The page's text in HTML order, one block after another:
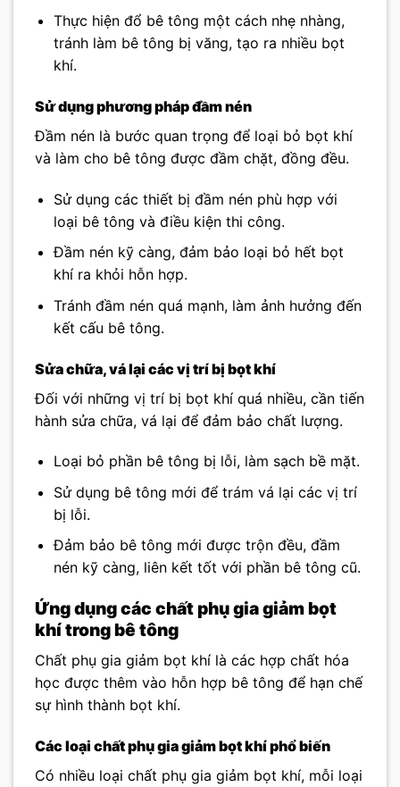
Thực hiện đổ bê tông một cách nhẹ nhàng,
tránh làm bê tông bị văng, tạo ra nhiều bọt
khí.
Sử dụng phương pháp đầm nén
Đầm nén là bước quan trọng để loại bỏ bọt khí
và làm cho bê tông được đầm chặt, đồng đều.
Sử dụng các thiết bị đầm nén phù hợp với
loại bê tông và điều kiện thi công.
Đầm nén kỹ càng, đảm bảo loại bỏ hết bọt
khí ra khỏi hỗn hợp.
Tránh đầm nén quá mạnh, làm ảnh hưởng đến
kết cấu bê tông.
Sửa chữa, vá lại các vị trí bị bọt khí
Đối với những vị trí bị bọt khí quá nhiều, cần tiến
hành sửa chữa, vá lại để đảm bảo chất lượng.
Loại bỏ phần bê tông bị lỗi, làm sạch bề mặt.
Sử dụng bê tông mới để trám vá lại các vị trí
bị lỗi.
Đảm bảo bê tông mới được trộn đều, đầm
nén kỹ càng, liên kết tốt với phần bê tông cũ.
Ứng dụng các chất phụ gia giảm bọt
khí trong bê tông
Chất phụ gia giảm bọt khí là các hợp chất hóa
học được thêm vào hỗn hợp bê tông để hạn chế
sự hình thành bọt khí.
Các loại chất phụ gia giảm bọt khí phổ biến
Có nhiều loại chất phụ gia giảm bọt khí, mỗi loại